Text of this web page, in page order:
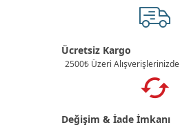
Ücretsiz Kargo
2500₺ Üzeri Alışverişlerinizde
Değişim & İade İmkanı